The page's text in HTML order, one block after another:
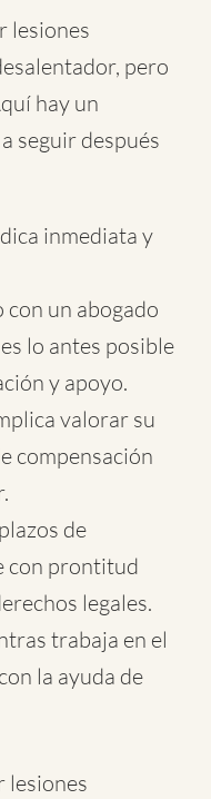
lesiones
pero
hay un
seguir después
inmediata y
con un abogado
lo antes posible
y apoyo.
valorar su
compensación
de
con prontitud
legales.
trabaja en el
la ayuda de
lesiones